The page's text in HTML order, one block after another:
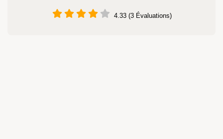
4.33 (3 Évaluations)